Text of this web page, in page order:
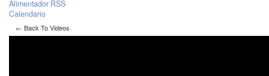
Alimentador RSS
Calendario
← Back To Videos